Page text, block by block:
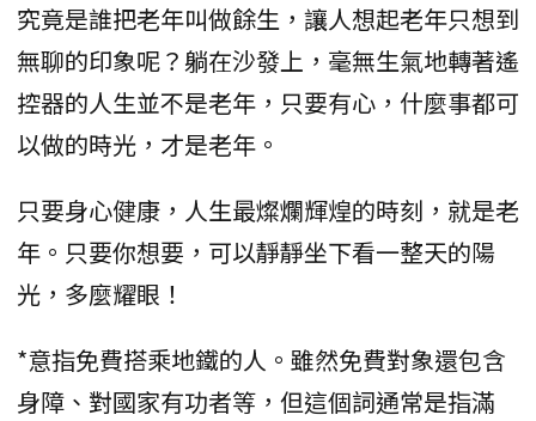
究竟是誰把老年叫做餘生，讓人想起老年只想到
無聊的印象呢？躺在沙發上，毫無生氣地轉著遙
控器的人生並不是老年，只要有心，什麼事都可
以做的時光，才是老年。
只要身心健康，人生最燦爛輝煌的時刻，就是老
年。只要你想要，可以靜靜坐下看一整天的陽
光，多麼耀眼！
*意指免費搭乘地鐵的人。雖然免費對象還包含
身障、對國家有功者等，但這個詞通常是指滿